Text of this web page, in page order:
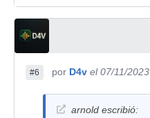
#6 por D4v el 07/11/2023
arnold escribió: